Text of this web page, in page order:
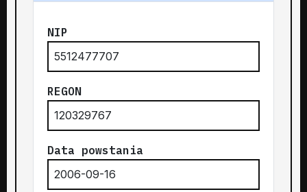
NIP
5512477707
REGON
120329767
Data powstania
2006-09-16